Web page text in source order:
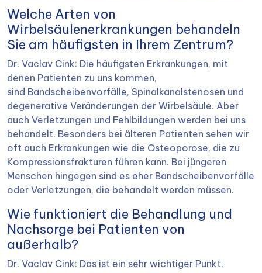
Welche Arten von
Wirbelsäulenerkrankungen behandeln
Sie am häufigsten in Ihrem Zentrum?
Dr. Vaclav Cink: Die häufigsten Erkrankungen, mit
denen Patienten zu uns kommen,
sind Bandscheibenvorfälle, Spinalkanalstenosen und
degenerative Veränderungen der Wirbelsäule. Aber
auch Verletzungen und Fehlbildungen werden bei uns
behandelt. Besonders bei älteren Patienten sehen wir
oft auch Erkrankungen wie die Osteoporose, die zu
Kompressionsfrakturen führen kann. Bei jüngeren
Menschen hingegen sind es eher Bandscheibenvorfälle
oder Verletzungen, die behandelt werden müssen.
Wie funktioniert die Behandlung und
Nachsorge bei Patienten von
außerhalb?
Dr. Vaclav Cink: Das ist ein sehr wichtiger Punkt,